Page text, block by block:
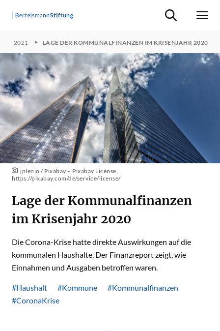
Suche ein-/
2021 LAGE DER KOMMUNALFINANZEN IM KRISENJAHR 2020
jplenio / Pixabay – Pixabay License,
https://pixabay.com/de/service/license/
Lage der Kommunalfinanzen
im Krisenjahr 2020
Die Corona-Krise hatte direkte Auswirkungen auf die
kommunalen Haushalte. Der Finanzreport zeigt, wie
Einnahmen und Ausgaben betroffen waren.
#Haushalt #Kommune
#Kommunalfinanzen
#CoronaKrise